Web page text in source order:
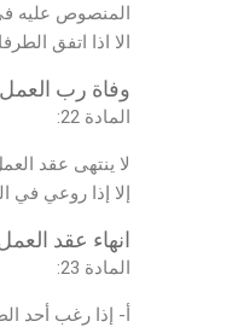
المنصوص عليه
الا اذا اتفق
وفاة رب العمل
المادة 22:
لا ينتهى عقد
إلا إذا روعي
انهاء عقد
المادة 23:
أ- إذا رغب أحد